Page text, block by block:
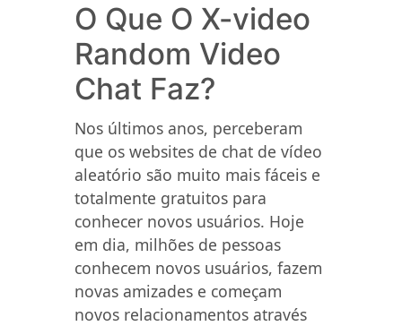
O Que O X-video
Random Video
Chat Faz?
Nos últimos anos, perceberam
que os websites de chat de vídeo
aleatório são muito mais fáceis e
totalmente gratuitos para
conhecer novos usuários. Hoje
em dia, milhões de pessoas
conhecem novos usuários, fazem
novas amizades e começam
novos relacionamentos através